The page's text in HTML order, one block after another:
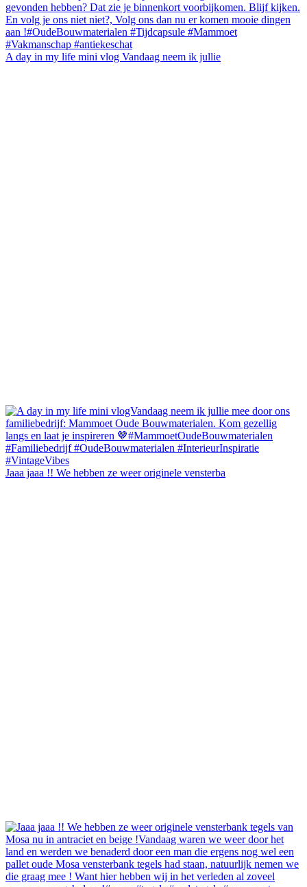
A day in my life mini vlog Vandaag neem ik jullie
Jaaa jaaa !! We hebben ze weer originele vensterba